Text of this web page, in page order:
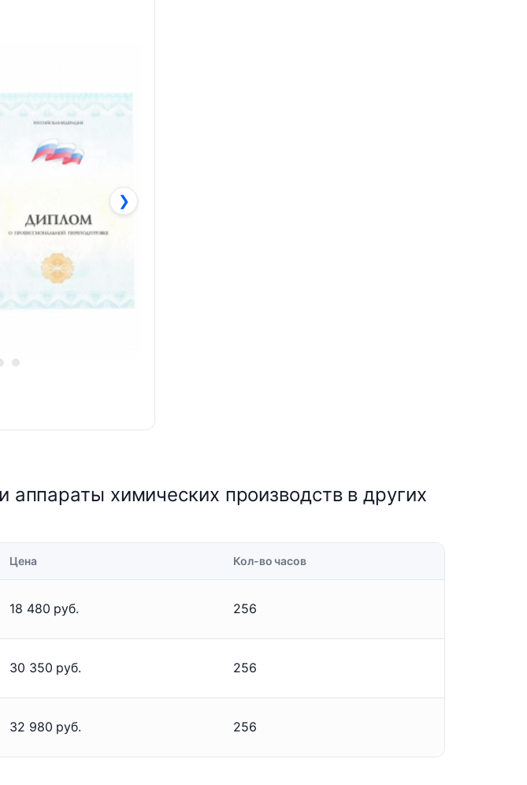
❯
химических производств в других
Цена Кол-во часов
18 480 руб. 256
30 350 руб. 256
32 980 руб. 256